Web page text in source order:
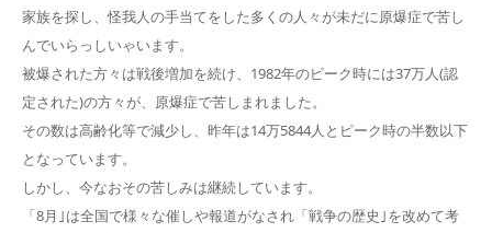
家族を探し、怪我人の手当てをした多くの人々が未だに原爆症で苦し
んでいらっしいゃいます。
被爆された方々は戦後増加を続け、1982年のピーク時には37万人(認
定された)の方々が、原爆症で苦しまれました。
その数は高齢化等で減少し、昨年は14万5844人とピーク時の半数以下
となっています。
しかし、今なおその苦しみは継続しています。
「8月｣は全国で様々な催しや報道がなされ「戦争の歴史｣を改めて考